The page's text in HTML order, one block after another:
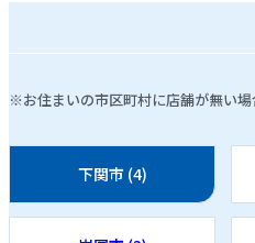
※お住まいの市区町村に店舗が無い
下関市 (4)